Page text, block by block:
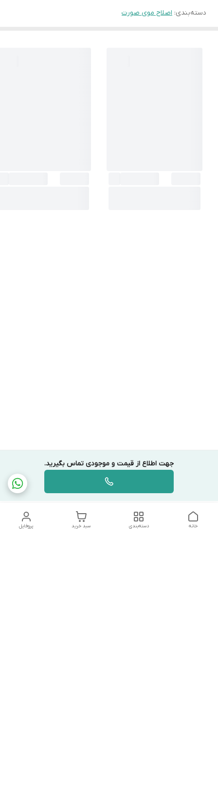
جهت اطلاع از قیمت و موجودی تماس بگیرید.
دسته‌بندی: اصلاح موی صورت
پروفایل سبد خرید دسته‌بندی خانه